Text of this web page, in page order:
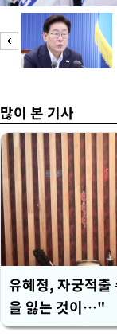
많이 본 기사
유혜정, 자궁적
을 잃는 것이…"